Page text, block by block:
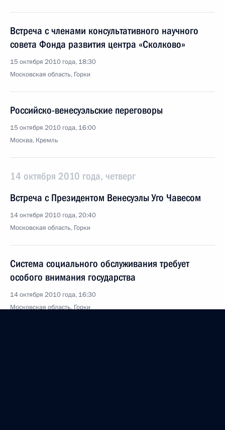
Встреча с членами консультативного научного
совета Фонда развития центра «Сколково»
15 октября 2010 года, 18:30
Московская область, Горки
Российско-венесуэльские переговоры
15 октября 2010 года, 16:00
Москва, Кремль
14 октября 2010 года, четверг
Встреча с Президентом Венесуэлы Уго Чавесом
14 октября 2010 года, 20:40
Московская область, Горки
Система социального обслуживания требует
особого внимания государства
14 октября 2010 года, 16:30
Московская область, Горки